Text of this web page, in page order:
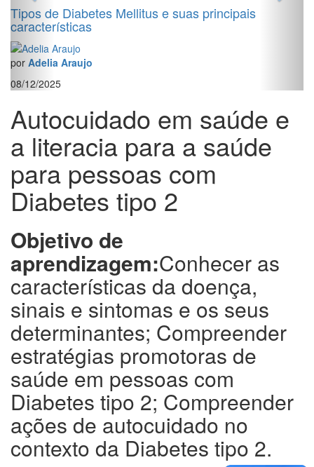
Tipos de Diabetes Mellitus e suas principais
características
por Adelia Araujo
08/12/2025
Autocuidado em saúde e
a literacia para a saúde
para pessoas com
Diabetes tipo 2
Objetivo de
aprendizagem:Conhecer as
características da doença,
sinais e sintomas e os seus
determinantes; Compreender
estratégias promotoras de
saúde em pessoas com
Diabetes tipo 2; Compreender
ações de autocuidado no
contexto da Diabetes tipo 2.